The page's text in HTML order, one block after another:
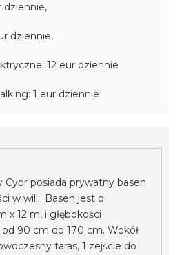
dziennie,
dziennie,
12 eur dziennie
1 eur dziennie
Cypr posiada prywatny basen
w willi. Basen jest o
x 12 m, i głębokości
90 cm do 170 cm. Wokół
taras, 1 zejście do